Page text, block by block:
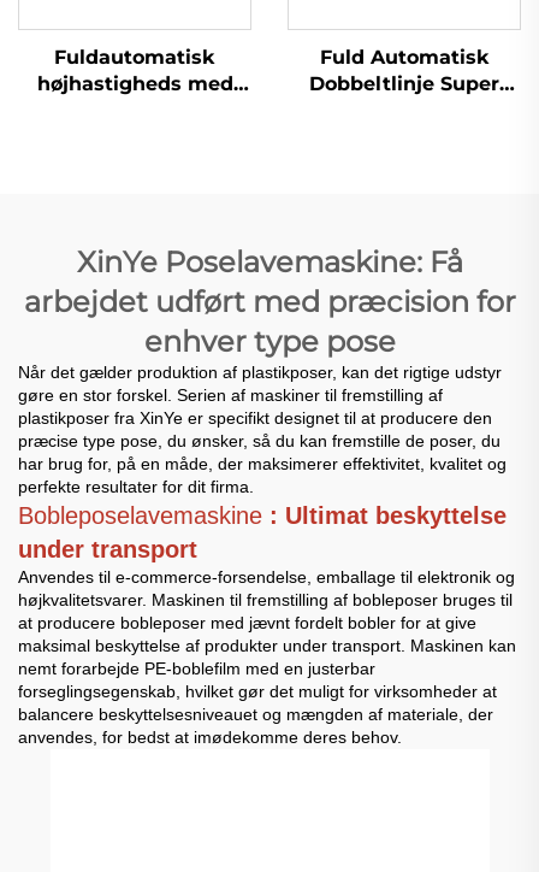
Fuldautomatisk
højhastigheds med
Fuld Automatisk
Dobbeltlinje Super
XinYe Poselavemaskine: Få
arbejdet udført med præcision for
enhver type pose
Når det gælder produktion af plastikposer, kan det rigtige udstyr
gøre en stor forskel. Serien af maskiner til fremstilling af
plastikposer fra XinYe er specifikt designet til at producere den
præcise type pose, du ønsker, så du kan fremstille de poser, du
har brug for, på en måde, der maksimerer effektivitet, kvalitet og
perfekte resultater for dit firma.
Bobleposelavemaskine : Ultimat beskyttelse
under transport
Anvendes til e-commerce-forsendelse, emballage til elektronik og
højkvalitetsvarer. Maskinen til fremstilling af bobleposer bruges til
at producere bobleposer med jævnt fordelt bobler for at give
maksimal beskyttelse af produkter under transport. Maskinen kan
nemt forarbejde PE-boblefilm med en justerbar
forseglingsegenskab, hvilket gør det muligt for virksomheder at
balancere beskyttelsesniveauet og mængden af materiale, der
anvendes, for bedst at imødekomme deres behov.